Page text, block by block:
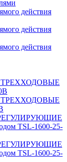
действия
действия
действия
TSL-1600-25-
TSL-1600-25-